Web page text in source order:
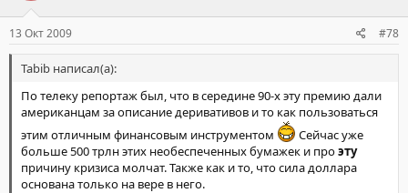
13 Окт 2009 #78
Tabib написал(а):
По телеку репортаж был, что в середине 90-х эту премию дали
американцам за описание деривативов и то как пользоваться
этим отличным финансовым инструментом
Сейчас уже
больше 500 трлн этих необеспеченных бумажек и проэту
причину кризиса молчат. Также как и то, что сила доллара
основана только на вере в него.